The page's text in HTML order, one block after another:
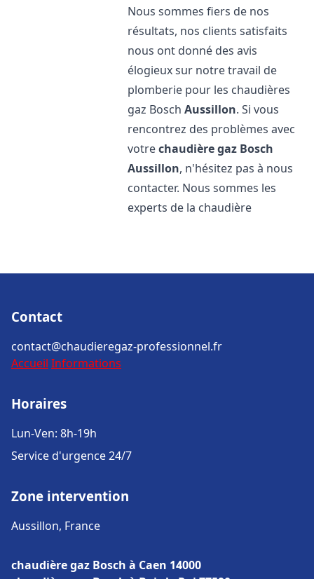
Nous sommes fiers de nos
résultats, nos clients satisfaits
nous ont donné des avis
élogieux sur notre travail de
plomberie pour les chaudières
gaz BoschAussillon. Si vous
rencontrez des problèmes avec
votrechaudière gaz Bosch
Aussillon, n'hésitez pas à nous
contacter. Nous sommes les
experts de la chaudière
Contact
contact@chaudieregaz-professionnel.fr
Accueil Informations
Horaires
Lun-Ven: 8h-19h
Service d'urgence 24/7
Zone intervention
Aussillon, France
chaudière gaz Bosch à Caen 14000